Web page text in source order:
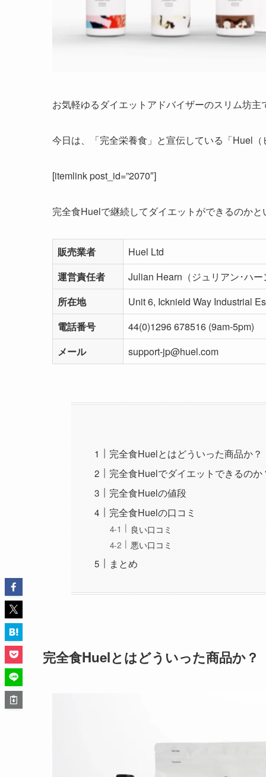
お気軽ゆるダイエットアドバイザーのスリム坊主
今日は、「完全栄養食」と宣伝している「Huel
[itemlink post_id=”2070″]
完全食Huelで継続してダイエットができるのか
販売業者
Huel Ltd
運営責任者
Julian Hearn（ジュリアン･ハー
所在地
Unit 6, Icknield Way Industrial
電話番号
44(0)1296 678516 (9am-5pm)
メール
support-jp@huel.com
完全食Huelとはどういった商品か？
完全食Huelでダイエットできるのか
完全食Huelの値段
完全食Huelの口コミ
良い口コミ
悪い口コミ
まとめ
完全食Huelとはどういった商品か？